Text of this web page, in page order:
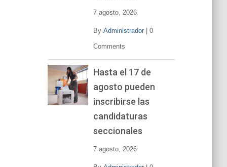
7 agosto, 2026
By Administrador| 0
Comments
Hasta el 17 de
agosto pueden
inscribirse las
candidaturas
seccionales
7 agosto, 2026